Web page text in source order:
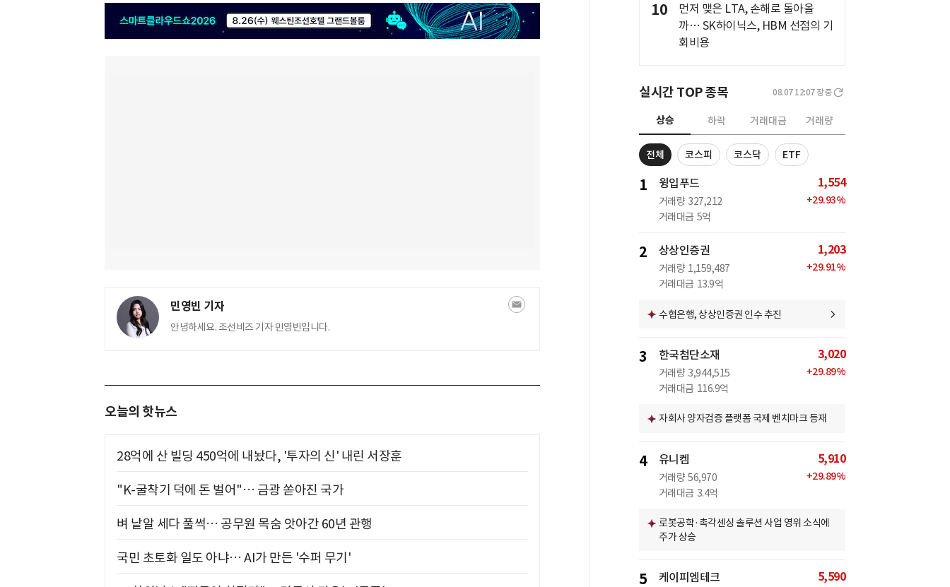
민영빈 기자
안녕하세요. 조선비즈 기자 민영빈입니다.
오늘의 핫뉴스
28억에 산 빌딩 450억에 내놨다, '투자의 신' 내린 서장훈
"K-굴착기 덕에 돈 벌어"… 금광 쏟아진 국가
벼 낱알 세다 풀썩… 공무원 목숨 앗아간 60년 관행
국민 초토화 일도 아냐… AI가 만든 '수퍼 무기'
10
먼저 맺은 LTA, 손해로 돌아올
까… SK하이닉스, HBM 선점의 기
회비용
실시간 TOP 종목 08.07 12:07 장중
상승 하락 거래대금 거래량
전체 코스피 코스닥 ETF
1 윙입푸드
거래량 327,212
거래대금 5억
1,554
+29.93%
2 상상인증권
거래량 1,159,487
거래대금 13.9억
1,203
+29.91%
수협은행, 상상인증권 인수 추진
3 한국첨단소재
거래량 3,944,515
거래대금 116.9억
3,020
+29.89%
자회사 양자검증 플랫폼 국제 벤치마크 등재
4 유니켐
거래량 56,970
거래대금 3.4억
5,910
+29.89%
로봇공학·촉각센싱 솔루션 사업 영위 소식에
주가 상승
5 케이피엠테크 5,590